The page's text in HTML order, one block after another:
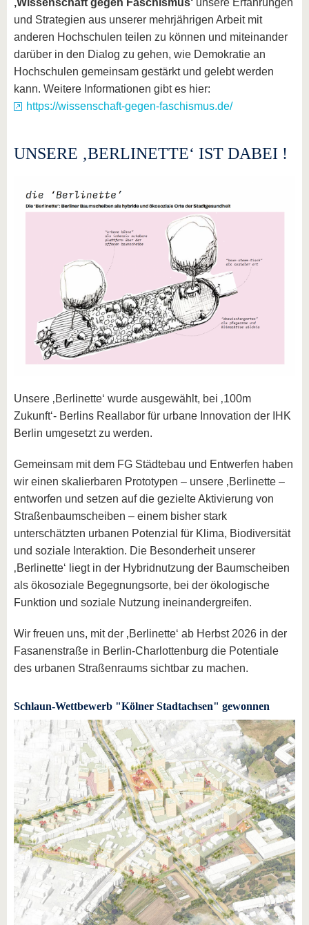
‚Wissenschaft gegen Faschismus‘ unsere Erfahrungen
und Strategien aus unserer mehrjährigen Arbeit mit
anderen Hochschulen teilen zu können und miteinander
darüber in den Dialog zu gehen, wie Demokratie an
Hochschulen gemeinsam gestärkt und gelebt werden
kann. Weitere Informationen gibt es hier:
https://wissenschaft-gegen-faschismus.de/
UNSERE ‚BERLINETTE‘ IST DABEI !
Unsere ‚Berlinette‘ wurde ausgewählt, bei ‚100m
Zukunft‘- Berlins Reallabor für urbane Innovation der IHK
Berlin umgesetzt zu werden.
Gemeinsam mit dem FG Städtebau und Entwerfen haben
wir einen skalierbaren Prototypen – unsere ‚Berlinette –
entworfen und setzen auf die gezielte Aktivierung von
Straßenbaumscheiben – einem bisher stark
unterschätzten urbanen Potenzial für Klima, Biodiversität
und soziale Interaktion. Die Besonderheit unserer
‚Berlinette‘ liegt in der Hybridnutzung der Baumscheiben
als ökosoziale Begegnungsorte, bei der ökologische
Funktion und soziale Nutzung ineinandergreifen.
Wir freuen uns, mit der ‚Berlinette‘ ab Herbst 2026 in der
Fasanenstraße in Berlin-Charlottenburg die Potentiale
des urbanen Straßenraums sichtbar zu machen.
Schlaun-Wettbewerb "Kölner Stadtachsen" gewonnen